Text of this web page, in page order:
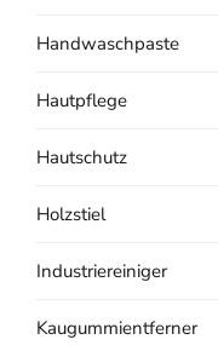
Handwaschpaste
Hautpflege
Hautschutz
Holzstiel
Industriereiniger
Kaugummientferner